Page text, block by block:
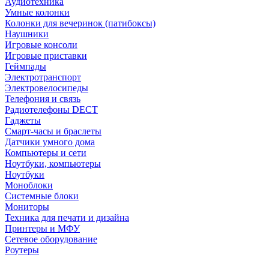
Умные колонки
Колонки для вечеринок (патибоксы)
Наушники
Игровые консоли
Игровые приставки
Геймпады
Электротранспорт
Электровелосипеды
Телефония и связь
Радиотелефоны DECT
Гаджеты
Смарт-часы и браслеты
Датчики умного дома
Компьютеры и сети
Ноутбуки, компьютеры
Ноутбуки
Моноблоки
Системные блоки
Мониторы
Техника для печати и дизайна
Принтеры и МФУ
Сетевое оборудование
Роутеры